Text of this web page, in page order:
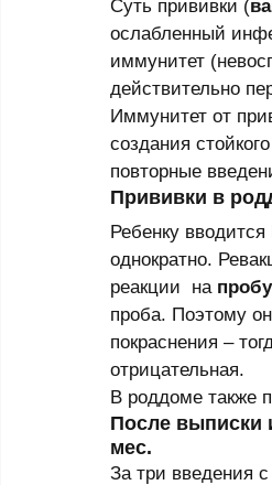
Суть прививки (
ослабленный
иммунитет
действительно
Иммунитет от
создания
повторные
Прививки в
Ребенку
однократно.
реакции  на
проба. Поэтому
покраснения –
отрицательная.
В роддоме также
После выписки
мес.
За три введения